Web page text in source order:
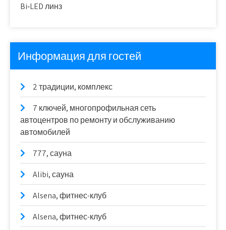
Bi‑LED линз
Информация для гостей
2 традиции, комплекс
7 ключей, многопрофильная сеть
автоцентров по ремонту и обслуживанию
автомобилей
777, сауна
Alibi, сауна
Alsena, фитнес-клуб
Alsena, фитнес-клуб